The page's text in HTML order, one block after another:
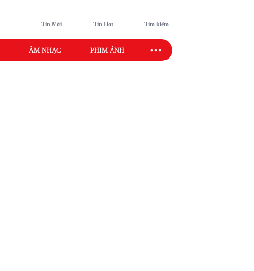
Tin Mới Tin Hot Tìm kiếm
ÂM NHẠC PHIM ẢNH SAO SPORT